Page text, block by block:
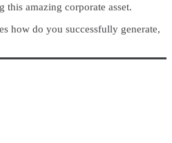
this amazing corporate asset.
how do you successfully generate,